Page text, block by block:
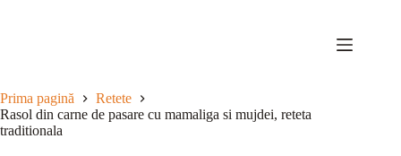
Prima pagină
Retete
Rasol din carne de pasare cu mamaliga si mujdei, reteta
traditionala